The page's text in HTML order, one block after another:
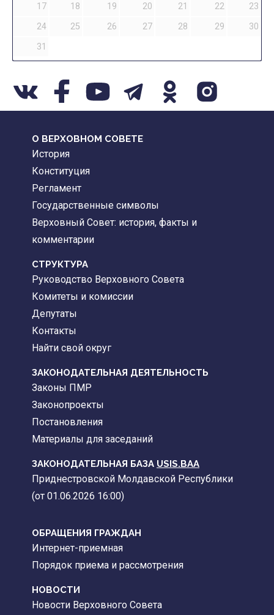
17
18 19 20 21 22
23
24
25 26 27 28 29
30
31
О ВЕРХОВНОМ СОВЕТЕ
История
Конституция
Регламент
Государственные символы
Верховный Совет: история, факты и
комментарии
CТРУКТУРА
Руководство Верховного Совета
Комитеты и комиссии
Депутаты
Контакты
Найти свой округ
ЗАКОНОДАТЕЛЬНАЯ ДЕЯТЕЛЬНОСТЬ
Законы ПМР
Законопроекты
Постановления
Материалы для заседаний
ЗАКОНОДАТЕЛЬНАЯ БАЗА USIS.BAA
Приднестровской Молдавской Республики
(от 01.06.2026 16:00)
ОБРАЩЕНИЯ ГРАЖДАН
Интернет-приемная
Порядок приема и рассмотрения
НОВОСТИ
Новости Верховного Совета